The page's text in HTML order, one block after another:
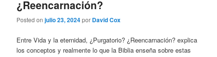
¿Reencarnación?
Posted onjulio 23, 2024por David Cox
Entre Vida y la eternidad, ¿Purgatorio? ¿Reencarnación? explica
los conceptos y realmente lo que la Biblia enseña sobre estas